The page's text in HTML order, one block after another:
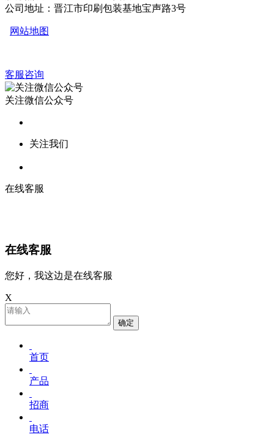
公司地址：晋江市印刷包装基地宝声路3号
网站地图
客服咨询
关注微信公众号
关注我们
在线客服
在线客服
您好，我这边是在线客服
X
确定
首页
产品
招商
电话